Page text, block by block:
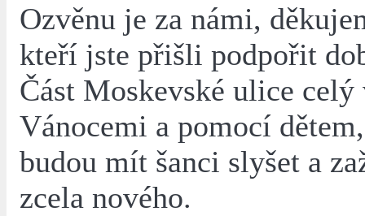
Ozvěnu je za námi,
kteří jste přišli podpořit
Část Moskevské ulice
Vánocemi a pomocí
budou mít šanci slyšet a
zcela nového.